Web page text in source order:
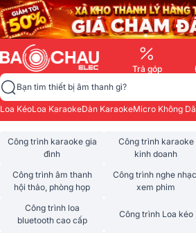
Trả góp
Bạn tìm thiết bị âm thanh gì?
Loa KéoLoa KaraokeDàn KaraokeMicro Không
Công trình karaoke gia
đình
Công trình karaoke
kinh doanh
Công trình âm thanh
hội thảo, phòng họp
Công trình nghe
xem phim
Công trình loa
bluetooth cao cấp
Công trình Loa kéo